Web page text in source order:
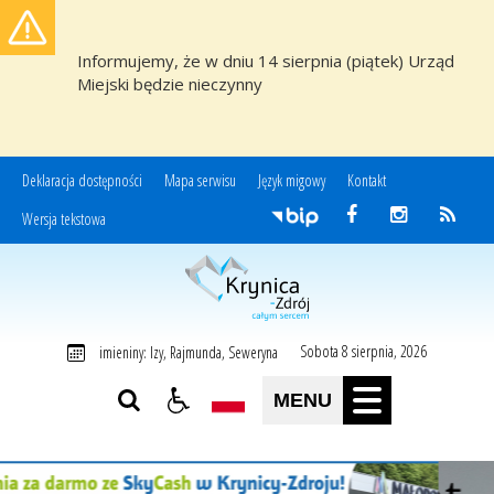
Informujemy, że w dniu 14 sierpnia (piątek) Urząd
Miejski będzie nieczynny
Deklaracja dostępności Mapa serwisu Język migowy
Kontakt
Wersja tekstowa
Miasto i Gmina Uzdrowiskowa Krynica-Zdrój
imieniny: Izy, Rajmunda, Seweryna Sobota 8 sierpnia, 2026
MENU